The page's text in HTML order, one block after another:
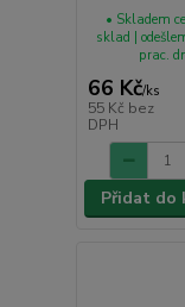
66 Kč/ks
55 Kč bez
DPH
• Skladem
sklad |
prac.
Přidat do